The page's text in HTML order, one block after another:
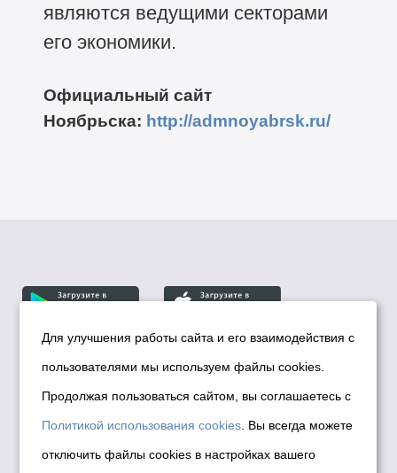
являются ведущими секторами
его экономики.
Официальный сайт
Ноябрьска: http://admnoyabrsk.ru/
© Департамент информационной политики мэрии
города Новосибирска, 2026
Политика использования Cookies
Политика по обработке персональных
данных в информационных системах
Для улучшения работы сайта и его взаимодействия с
пользователями мы используем файлы cookies.
Продолжая пользоваться сайтом, вы соглашаетесь с
Политикой использования cookies . Вы всегда можете
отключить файлы cookies в настройках вашего